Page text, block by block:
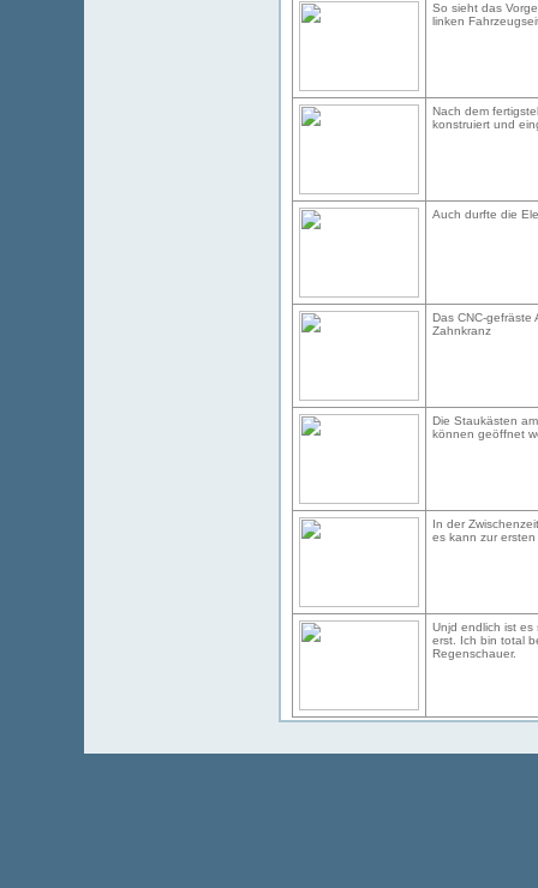
So sieht das
linken
Nach dem
konstruiert und
Auch durfte die
Das CNC-gefräste
Zahnkranz
Die Staukästen
können geöffnet
In der
es kann zur
Unjd endlich ist es
erst. Ich bin total
Regenschauer.